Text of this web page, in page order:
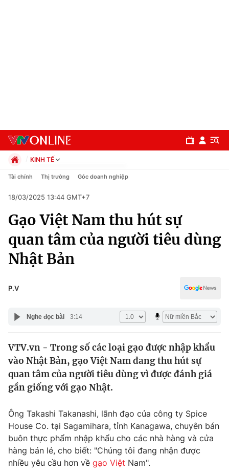
Chuyên mục
Xã hội
Pháp luật
Y tế
Thế giới
Tin tức
Thế giới đó đây
Câu chuyện quốc tế
Kinh tế
Thị trường
Góc doanh nghiệp
Dữ liệu và đời sống
Truyền hình
Phim VTV
Giải trí
KINH TẾ
Chính trị
Pháp luật
Kinh tế
Thể thao
Truyền hình
Văn hóa - Giải trí
Y tế
Tài chính Thị trường Góc doanh nghiệp
18/03/2025 13:44 GMT+7
Gạo Việt Nam thu hút sự
quan tâm của người tiêu dùng
Nhật Bản
P.V
Nghe đọc bài 3:14
VTV.vn - Trong số các loại gạo được nhập khẩu
vào Nhật Bản, gạo Việt Nam đang thu hút sự
quan tâm của người tiêu dùng vì được đánh giá
gần giống với gạo Nhật.
Ông Takashi Takanashi, lãnh đạo của công ty Spice
House Co. tại Sagamihara, tỉnh Kanagawa, chuyên bán
buôn thực phẩm nhập khẩu cho các nhà hàng và cửa
hàng bán lẻ, cho biết: "Chúng tôi đang nhận được
nhiều yêu cầu hơn về gạo Việt Nam".